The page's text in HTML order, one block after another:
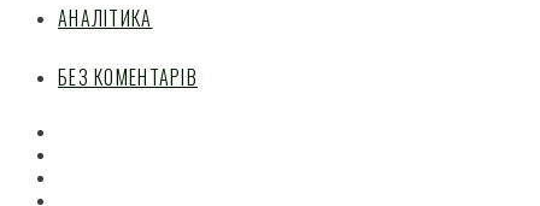
АНАЛІТИКА
БЕЗ КОМЕНТАРІВ